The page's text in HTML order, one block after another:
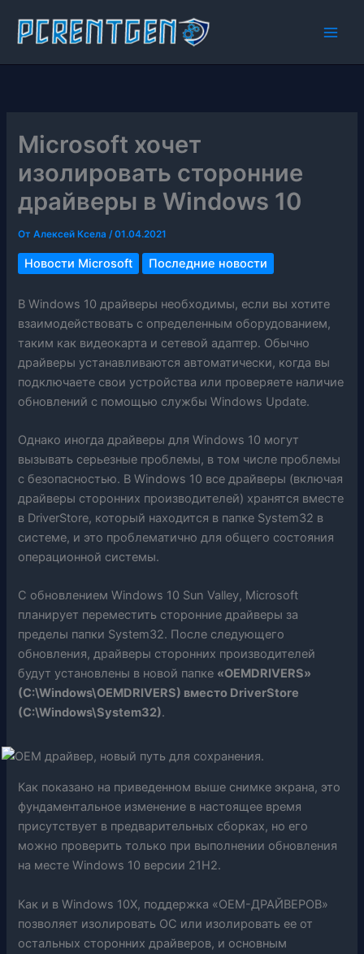
содержимому
Microsoft хочет
изолировать сторонние
драйверы в Windows 10
ОтАлексей Ксела/01.04.2021
Новости Microsoft Последние новости
В Windows 10 драйверы необходимы, если вы хотите
взаимодействовать с определенным оборудованием,
таким как видеокарта и сетевой адаптер. Обычно
драйверы устанавливаются автоматически, когда вы
подключаете свои устройства или проверяете наличие
обновлений с помощью службы Windows Update.
Однако иногда драйверы для Windows 10 могут
вызывать серьезные проблемы, в том числе проблемы
с безопасностью. В Windows 10 все драйверы (включая
драйверы сторонних производителей) хранятся вместе
в DriverStore, который находится в папке System32 в
системе, и это проблематично для общего состояния
операционной системы.
С обновлением Windows 10 Sun Valley, Microsoft
планирует переместить сторонние драйверы за
пределы папки System32. После следующего
обновления, драйверы сторонних производителей
будут установлены в новой папке «OEMDRIVERS»
(C:\Windows\OEMDRIVERS) вместо DriverStore
(C:\Windows\System32).
Как показано на приведенном выше снимке экрана, это
фундаментальное изменение в настоящее время
присутствует в предварительных сборках, но его
можно проверить только при выполнении обновления
на месте Windows 10 версии 21H2.
Как и в Windows 10X, поддержка «OEM-ДРАЙВЕРОВ»
позволяет изолировать ОС или изолировать ее от
остальных сторонних драйверов, и основным